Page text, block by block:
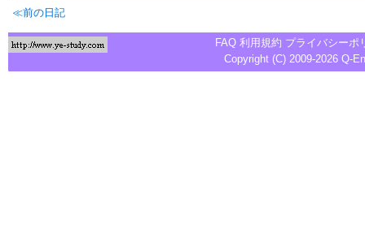
≪前の日記
FAQ 利用規約 プライバシーポ
Copyright (C) 2009-2026 Q-